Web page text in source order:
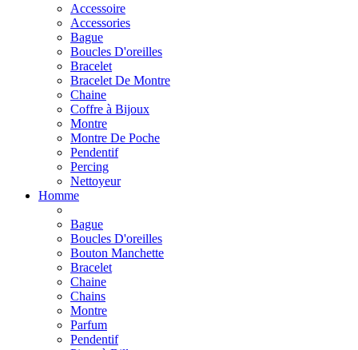
Accessoire
Accessories
Bague
Boucles D'oreilles
Bracelet
Bracelet De Montre
Chaine
Coffre à Bijoux
Montre
Montre De Poche
Pendentif
Percing
Nettoyeur
Homme
Bague
Boucles D'oreilles
Bouton Manchette
Bracelet
Chaine
Chains
Montre
Parfum
Pendentif